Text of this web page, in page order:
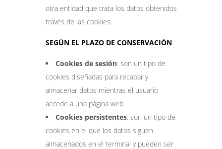
otra entidad que trata los datos obtenidos
través de las cookies.
SEGÚN EL PLAZO DE CONSERVACIÓN
Cookies de sesión: son un tipo de
cookies diseñadas para recabar y
almacenar datos mientras el usuario
accede a una página web.
Cookies persistentes: son un tipo de
cookies en el que los datos siguen
almacenados en el terminal y pueden ser